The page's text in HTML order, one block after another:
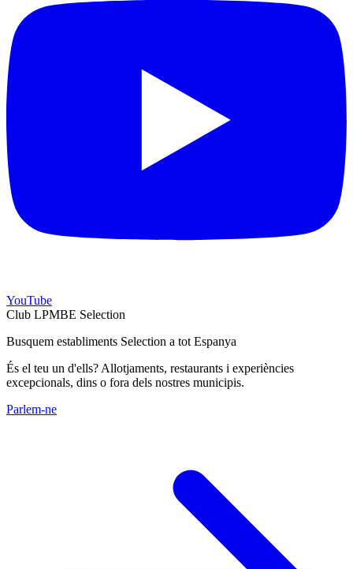
YouTube
Club LPMBE Selection
Busquem establiments Selection a tot Espanya
És el teu un d'ells? Allotjaments, restaurants i experiències
excepcionals, dins o fora dels nostres municipis.
Parlem-ne